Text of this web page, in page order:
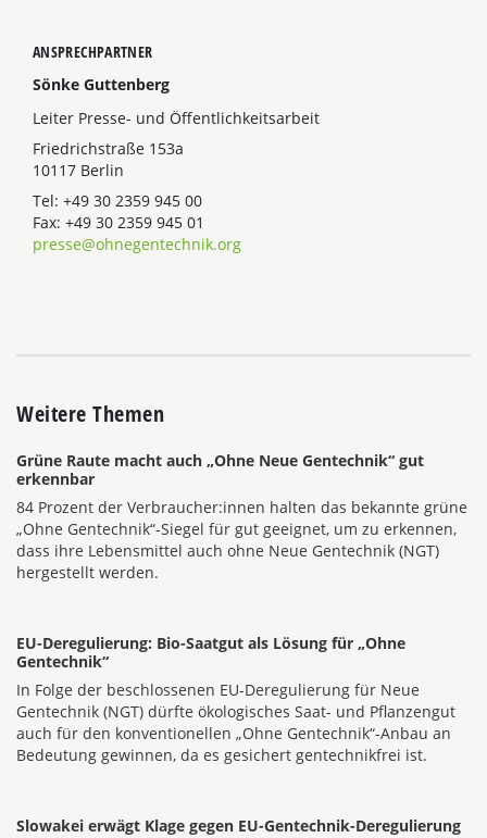
ANSPRECHPARTNER
Sönke Guttenberg
Leiter Presse- und Öffentlichkeitsarbeit
Friedrichstraße 153a
10117 Berlin
Tel: +49 30 2359 945 00
Fax: +49 30 2359 945 01
presse@ohnegentechnik.org
Weitere Themen
Grüne Raute macht auch „Ohne Neue Gentechnik“ gut
erkennbar
84 Prozent der Verbraucher:innen halten das bekannte grüne
„Ohne Gentechnik“-Siegel für gut geeignet, um zu erkennen,
dass ihre Lebensmittel auch ohne Neue Gentechnik (NGT)
hergestellt werden.
EU-Deregulierung: Bio-Saatgut als Lösung für „Ohne
Gentechnik“
In Folge der beschlossenen EU-Deregulierung für Neue
Gentechnik (NGT) dürfte ökologisches Saat- und Pflanzengut
auch für den konventionellen „Ohne Gentechnik“-Anbau an
Bedeutung gewinnen, da es gesichert gentechnikfrei ist.
Slowakei erwägt Klage gegen EU-Gentechnik-Deregulierung